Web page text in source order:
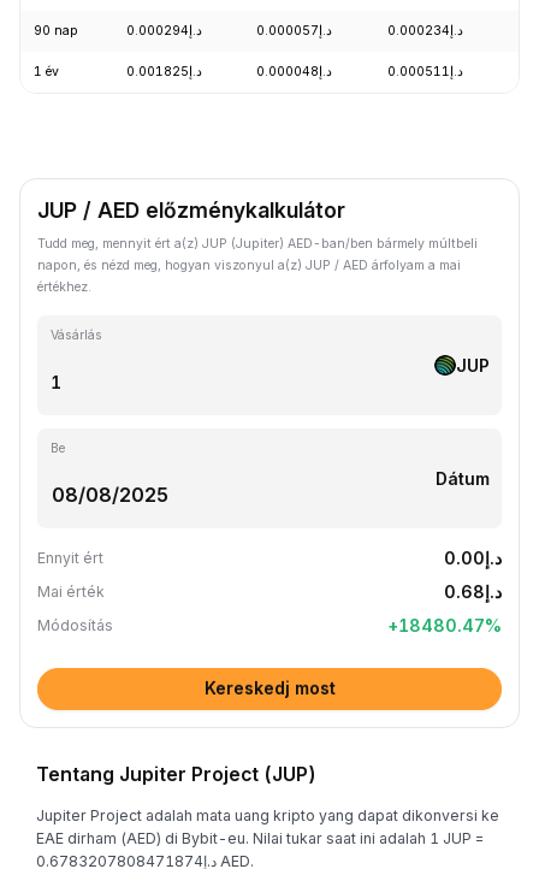
90 nap د.إ0.000294 د.إ0.000057 د.إ0.000234
1 év د.إ0.001825 د.إ0.000048 د.إ0.000511
JUP / AED előzménykalkulátor
Tudd meg, mennyit ért a(z) JUP (Jupiter) AED-ban/ben bármely múltbeli
napon, és nézd meg, hogyan viszonyul a(z) JUP / AED árfolyam a mai
értékhez.
Vásárlás
JUP
Be
Dátum
Ennyit ért د.إ0.00
Mai érték د.إ0.68
Módosítás +18480.47%
Kereskedj most
Tentang Jupiter Project (JUP)
Jupiter Project adalah mata uang kripto yang dapat dikonversi ke
EAE dirham (AED) di Bybit-eu. Nilai tukar saat ini adalah 1 JUP =
د.إ0.6783207808471874 AED.